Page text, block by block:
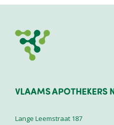
VLAAMS APOTHEKERS
Lange Leemstraat 187